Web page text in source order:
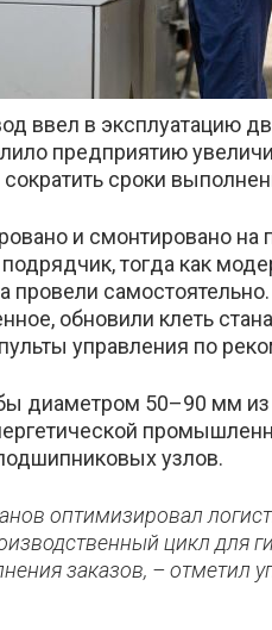
ввел в эксплуатацию
предприятию
сроки
и смонтировано на
тогда как
провели
обновили клеть
управления по
диаметром 50–90 мм
узлов.
оптимизировал
цикл для
заказов, – отметил